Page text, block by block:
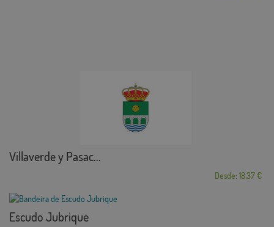
Villaverde y Pasac...
Desde: 18,37 €
Escudo Jubrique